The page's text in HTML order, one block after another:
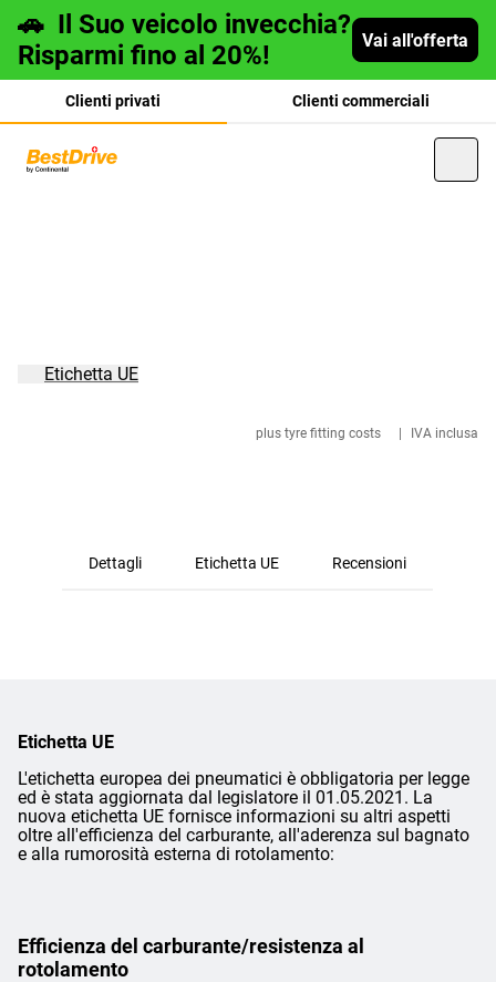
🚗 Il Suo veicolo invecchia?
Risparmi fino al 20%!
Vai all'offerta
Clienti privati Clienti commerciali
plus tyre fitting costs IVA inclusa
Etichetta UE
Dettagli Etichetta UE Recensioni
Etichetta UE
L'etichetta europea dei pneumatici è obbligatoria per legge
ed è stata aggiornata dal legislatore il 01.05.2021. La
nuova etichetta UE fornisce informazioni su altri aspetti
oltre all'efficienza del carburante, all'aderenza sul bagnato
e alla rumorosità esterna di rotolamento:
Efficienza del carburante/resistenza al
rotolamento